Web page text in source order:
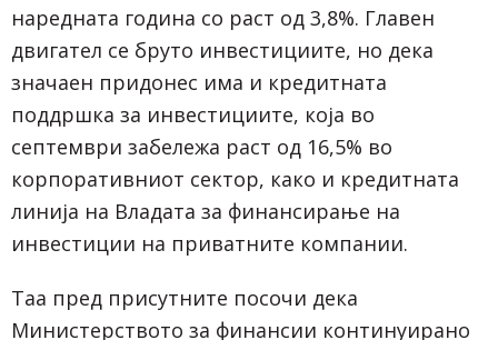
наредната година со раст од 3,8%. Главен
двигател се бруто инвестициите, но дека
значаен придонес има и кредитната
поддршка за инвестициите, која во
септември забележа раст од 16,5% во
корпоративниот сектор, како и кредитната
линија на Владата за финансирање на
инвестиции на приватните компании.
Таа пред присутните посочи дека
Министерството за финансии континуирано